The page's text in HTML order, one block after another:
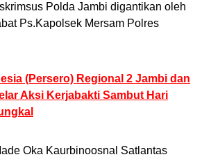
Polda Jambi digantikan oleh
Ps.Kapolsek Mersam Polres
(Persero) Regional 2 Jambi dan
Aksi Kerjabakti Sambut Hari
Oka Kaurbinoosnal Satlantas